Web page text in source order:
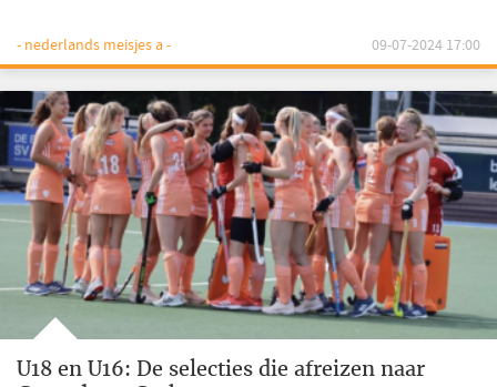
- nederlands meisjes a - 09-07-2024 17:00
U18 en U16: De selecties die afreizen naar